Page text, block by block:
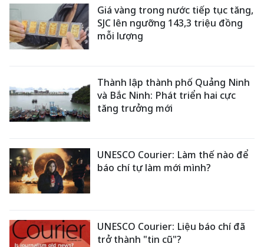
Giá vàng trong nước tiếp tục tăng,
SJC lên ngưỡng 143,3 triệu đồng
mỗi lượng
Thành lập thành phố Quảng Ninh
và Bắc Ninh: Phát triển hai cực
tăng trưởng mới
UNESCO Courier: Làm thế nào để
báo chí tự làm mới mình?
UNESCO Courier: Liệu báo chí đã
trở thành "tin cũ"?